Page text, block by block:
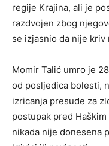
regije Krajina, ali je
razdvojen zbog
se izjasnio da nije
Momir Talić umro je
od posljedica bolesti,
izricanja presude za
postupak pred
nikada nije donesena